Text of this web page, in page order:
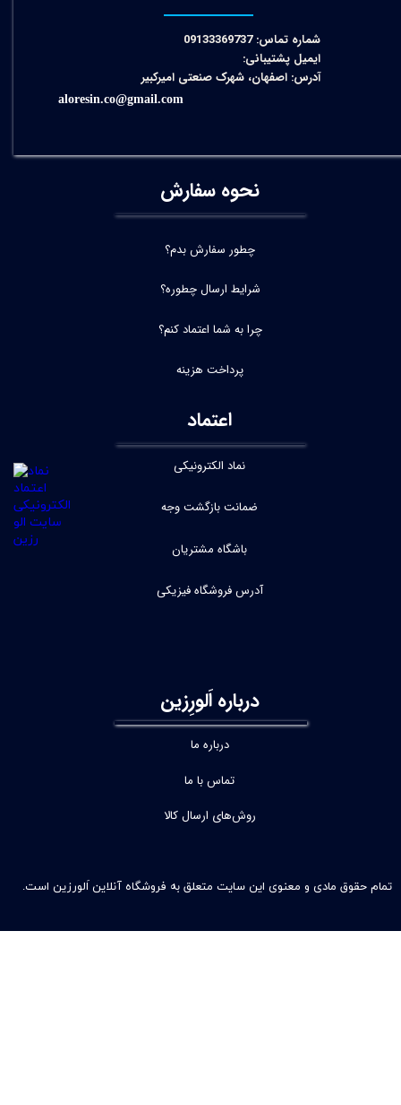
شماره تماس: 09133369737
ایمیل پشتیبانی:
آدرس: اصفهان، شهرک صنعتی امیرکبیر
aloresin.co@gmail.com
نحوه سفارش
چطور سفارش بدم؟
شرایط ارسال چطوره؟
چرا به شما اعتماد کنم؟
پرداخت هزینه
تمام حقوق مادی و معنوی این سایت متعلق به فروشگاه آنلاین اَلورزین است.
اعتماد
نماد الکترونیکی
ضمانت بازگشت وجه
باشگاه مشتریان
آدرس فروشگاه فیزیکی
درباره اَلورِزین
درباره ما
تماس با ما
روش‌های ارسال کالا